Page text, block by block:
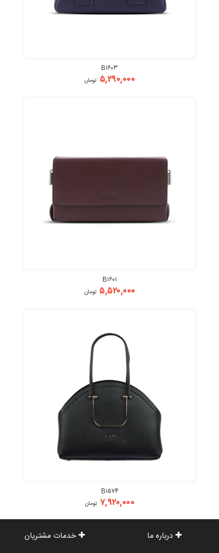
B۱۶۰۳
۵,۲۹۰,۰۰۰ تومان
B۱۶۰۱
۵,۵۲۰,۰۰۰ تومان
B۱۵۷۴
۷,۹۲۰,۰۰۰ تومان
درباره ما خدمات مشتریان